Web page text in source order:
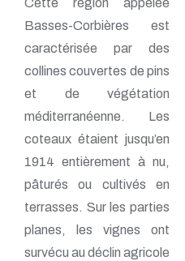
Cette région appelée
Basses-Corbières est
caractérisée par des
collines couvertes de pins
et de végétation
méditerranéenne. Les
coteaux étaient jusqu’en
1914 entièrement à nu,
pâturés ou cultivés en
terrasses. Sur les parties
planes, les vignes ont
survécu au déclin agricole